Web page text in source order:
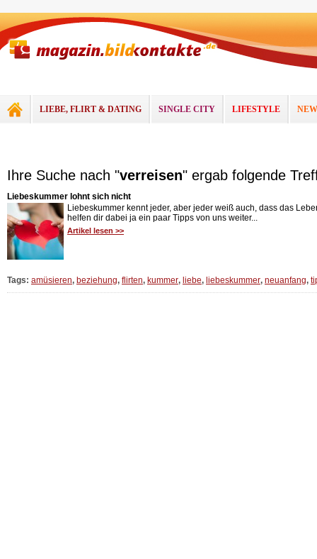
LIEBE, FLIRT & DATING SINGLE CITY LIFESTYLE
Ihre Suche nach "verreisen" ergab folgende
Liebeskummer lohnt sich nicht
Liebeskummer kennt jeder, aber jeder weiß auch, dass das
helfen dir dabei ja ein paar Tipps von uns weiter...
Artikel lesen >>
Tags: amüsieren, beziehung, flirten, kummer, liebe, liebeskummer, neuanfang,